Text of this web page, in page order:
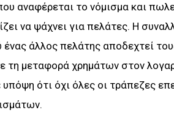
αναφέρεται το νόμισμα και
να ψάχνει για πελάτες. Η
άλλος πελάτης αποδεχτεί
τη μεταφορά χρημάτων στον
ότι όχι όλες οι τράπεζες